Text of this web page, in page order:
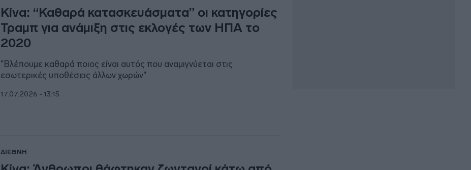
Κίνα: “Καθαρά κατασκευάσματα” οι κατηγορίες
Τραμπ για ανάμιξη στις εκλογές των ΗΠΑ το
2020
"Βλέπουμε καθαρά ποιος είναι αυτός που αναμιγνύεται στις
εσωτερικές υποθέσεις άλλων χωρών"
17.07.2026 - 13:15
ΔΙΕΘΝΗ